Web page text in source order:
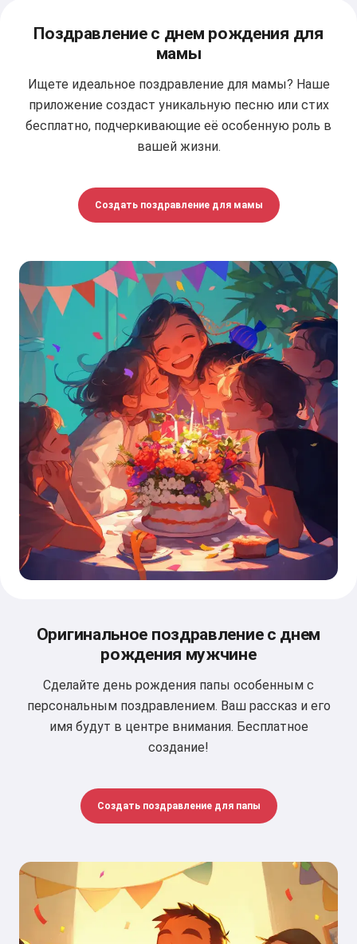
Поздравление с днем рождения для
мамы
Ищете идеальное поздравление для мамы? Наше
приложение создаст уникальную песню или стих
бесплатно, подчеркивающие её особенную роль в
вашей жизни.
Создать поздравление для мамы
Оригинальное поздравление с днем
рождения мужчине
Сделайте день рождения папы особенным с
персональным поздравлением. Ваш рассказ и его
имя будут в центре внимания. Бесплатное
создание!
Создать поздравление для папы